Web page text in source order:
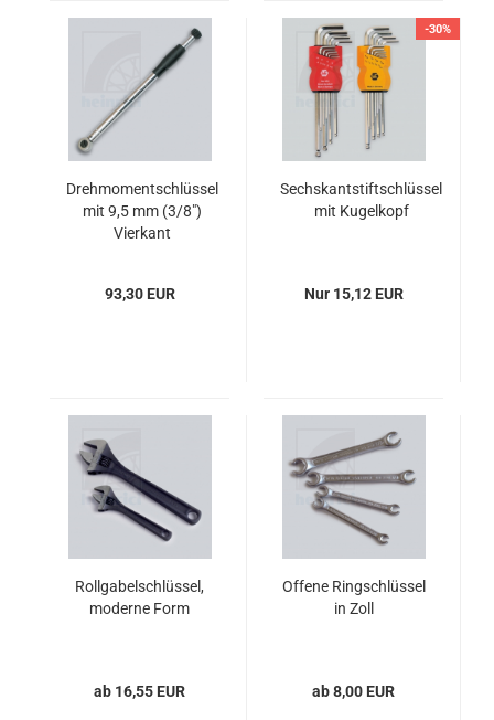
Drehmomentschlüssel
mit 9,5 mm (3/8")
Vierkant
93,30 EUR
-30%
Sechskantstiftschlüssel
mit Kugelkopf
Nur 15,12 EUR
Rollgabelschlüssel,
moderne Form
ab 16,55 EUR
Offene Ringschlüssel
in Zoll
ab 8,00 EUR